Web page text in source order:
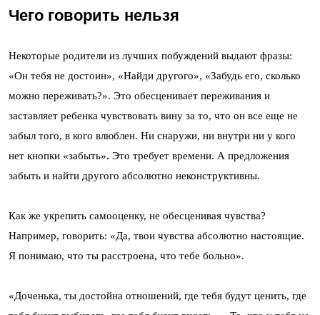
Чего говорить нельзя
Некоторые родители из лучших побуждений выдают фразы:
«Он тебя не достоин», «Найди другого», «Забудь его, сколько
можно переживать?». Это обесценивает переживания и
заставляет ребенка чувствовать вину за то, что он все еще не
забыл того, в кого влюблен. Ни снаружи, ни внутри ни у кого
нет кнопки «забыть». Это требует времени. А предложения
забыть и найти другого абсолютно неконструктивны.
Как же укрепить самооценку, не обесценивая чувства?
Например, говорить: «Да, твои чувства абсолютно настоящие.
Я понимаю, что ты расстроена, что тебе больно».
«Доченька, ты достойна отношений, где тебя будут ценить, где